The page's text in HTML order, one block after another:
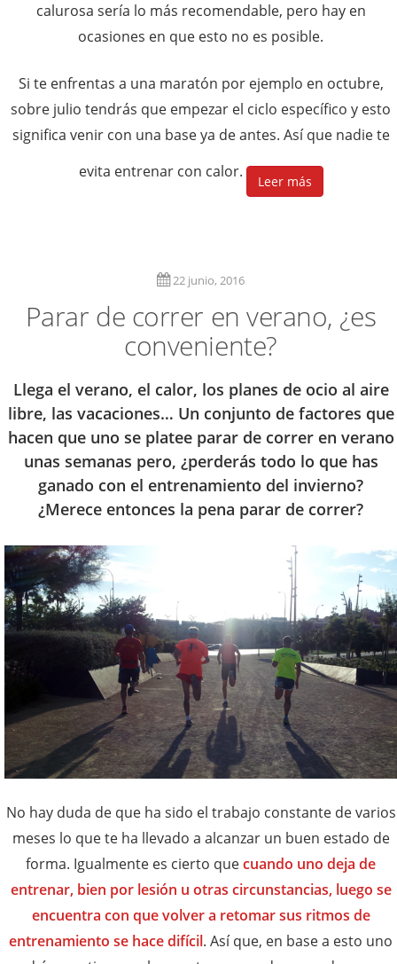
calurosa sería lo más recomendable, pero hay en
ocasiones en que esto no es posible.
Si te enfrentas a una maratón por ejemplo en octubre,
sobre julio tendrás que empezar el ciclo específico y esto
significa venir con una base ya de antes. Así que nadie te
evita entrenar con calor.
Leer más
22 junio, 2016
Parar de correr en verano, ¿es
conveniente?
Llega el verano, el calor, los planes de ocio al aire
libre, las vacaciones… Un conjunto de factores que
hacen que uno se platee parar de correr en verano
unas semanas pero, ¿perderás todo lo que has
ganado con el entrenamiento del invierno?
¿Merece entonces la pena parar de correr?
No hay duda de que ha sido el trabajo constante de varios
meses lo que te ha llevado a alcanzar un buen estado de
forma. Igualmente es cierto quecuando uno deja de
entrenar, bien por lesión u otras circunstancias, luego se
encuentra con que volver a retomar sus ritmos de
entrenamiento se hace difícil. Así que, en base a esto uno